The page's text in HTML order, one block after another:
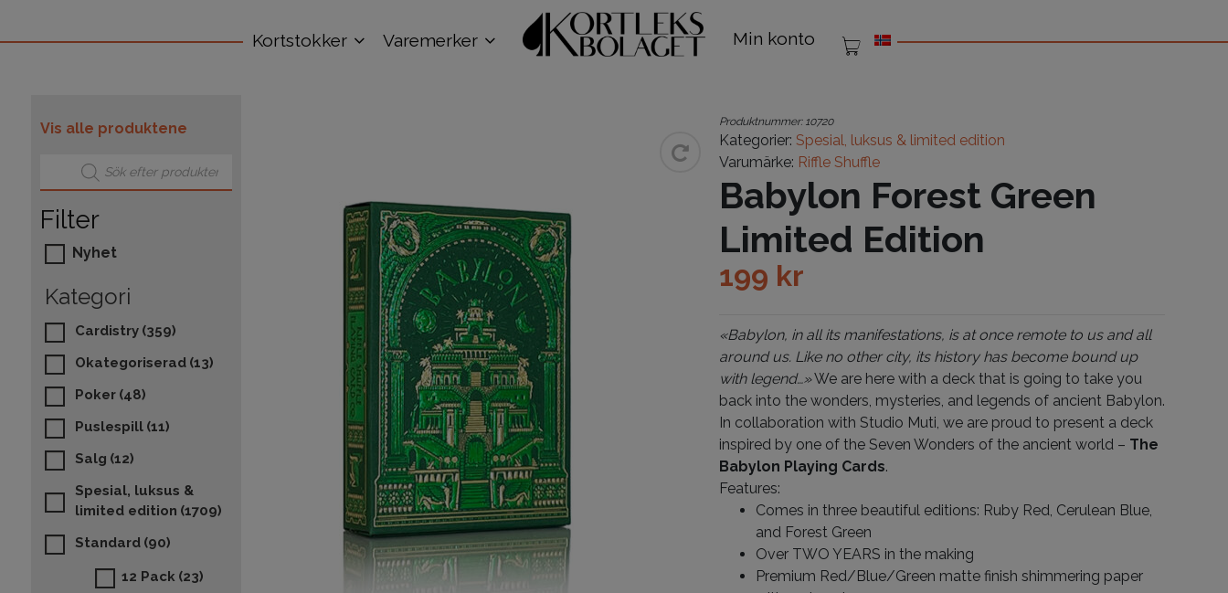
Kortstokker Varemerker Min konto
Vis alle produktene
Products search
Filter
Nyhet
Kategori
Cardistry (359)
Okategoriserad (13)
Poker (48)
Puslespill (11)
Salg (12)
Spesial, luksus &
limited edition (1709)
Standard (90)
12 Pack (23)
Produktnummer: 10720
Kategorier: Spesial, luksus & limited edition
Varumärke: Riffle Shuffle
Babylon Forest Green
Limited Edition
199 kr
«Babylon, in all its manifestations, is at once remote to us and all
around us. Like no other city, its history has become bound up
with legend…»We are here with a deck that is going to take you
back into the wonders, mysteries, and legends of ancient Babylon.
In collaboration with Studio Muti, we are proud to present a deck
inspired by one of the Seven Wonders of the ancient world – The
Babylon Playing Cards.
Features:
Comes in three beautiful editions: Ruby Red, Cerulean Blue,
and Forest Green
Over TWO YEARS in the making
Premium Red/Blue/Green matte finish shimmering paper